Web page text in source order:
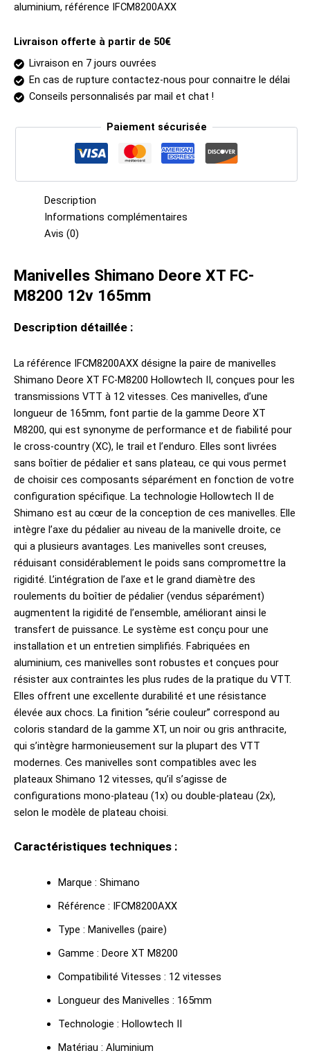
aluminium, référence IFCM8200AXX
Livraison offerte à partir de 50€
Livraison en 7 jours ouvrées
En cas de rupture contactez-nous pour connaitre le délai
Conseils personnalisés par mail et chat !
Paiement sécurisée
Description
Informations complémentaires
Avis (0)
Manivelles Shimano Deore XT FC-
M8200 12v 165mm
Description détaillée :
La référence IFCM8200AXX désigne la paire de manivelles
Shimano Deore XT FC-M8200 Hollowtech II, conçues pour les
transmissions VTT à 12 vitesses. Ces manivelles, d’une
longueur de 165mm, font partie de la gamme Deore XT
M8200, qui est synonyme de performance et de fiabilité pour
le cross-country (XC), le trail et l’enduro. Elles sont livrées
sans boîtier de pédalier et sans plateau, ce qui vous permet
de choisir ces composants séparément en fonction de votre
configuration spécifique. La technologie Hollowtech II de
Shimano est au cœur de la conception de ces manivelles. Elle
intègre l’axe du pédalier au niveau de la manivelle droite, ce
qui a plusieurs avantages. Les manivelles sont creuses,
réduisant considérablement le poids sans compromettre la
rigidité. L’intégration de l’axe et le grand diamètre des
roulements du boîtier de pédalier (vendus séparément)
augmentent la rigidité de l’ensemble, améliorant ainsi le
transfert de puissance. Le système est conçu pour une
installation et un entretien simplifiés. Fabriquées en
aluminium, ces manivelles sont robustes et conçues pour
résister aux contraintes les plus rudes de la pratique du VTT.
Elles offrent une excellente durabilité et une résistance
élevée aux chocs. La finition “série couleur” correspond au
coloris standard de la gamme XT, un noir ou gris anthracite,
qui s’intègre harmonieusement sur la plupart des VTT
modernes. Ces manivelles sont compatibles avec les
plateaux Shimano 12 vitesses, qu’il s’agisse de
configurations mono-plateau (1x) ou double-plateau (2x),
selon le modèle de plateau choisi.
Caractéristiques techniques :
Marque : Shimano
Référence : IFCM8200AXX
Type : Manivelles (paire)
Gamme : Deore XT M8200
Compatibilité Vitesses : 12 vitesses
Longueur des Manivelles : 165mm
Technologie : Hollowtech II
Matériau : Aluminium